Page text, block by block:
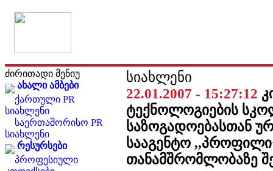
ძირითადი მენიუ
ახალი ამბები
ქართული PR
სიახლენი
საერთაშორისო PR
სიახლენი
რესურსები
პროფესიული
სიახლენი
22.01.2007 - 15:27:12
ტექნოლოგიების
საზოგადოებასთან
სააგენტო
თანამშრომლობაზე